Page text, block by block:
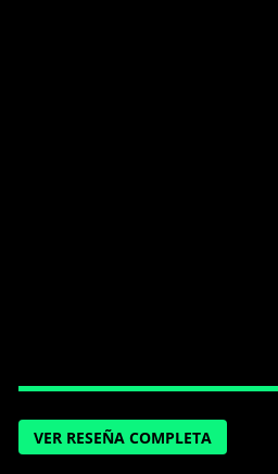
VER RESEÑA COMPLETA